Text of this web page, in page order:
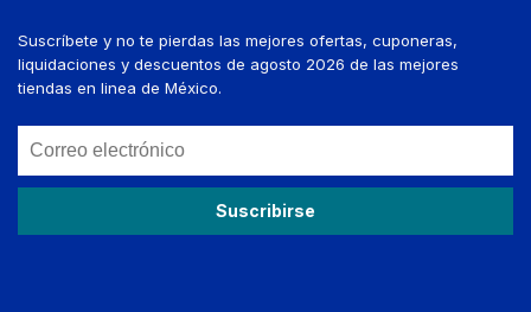
Suscríbete y no te pierdas las mejores ofertas, cuponeras,
liquidaciones y descuentos de agosto 2026 de las mejores
tiendas en linea de México.